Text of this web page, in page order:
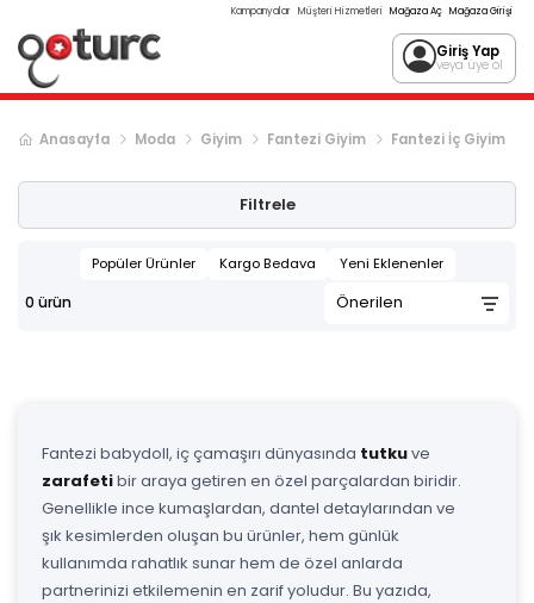
Kampanyalar Müşteri Hizmetleri Mağaza Aç Mağaza Girişi
Giriş Yap
veya üye ol
Anasayfa Moda Giyim Fantezi Giyim Fantezi İç Giyim
Filtrele
Popüler Ürünler Kargo Bedava Yeni Eklenenler
0 ürün
Fantezi babydoll, iç çamaşırı dünyasında tutkuve
zarafetibir araya getiren en özel parçalardan biridir.
Genellikle ince kumaşlardan, dantel detaylarından ve
şık kesimlerden oluşan bu ürünler, hem günlük
kullanımda rahatlık sunar hem de özel anlarda
partnerinizi etkilemenin en zarif yoludur. Bu yazıda,